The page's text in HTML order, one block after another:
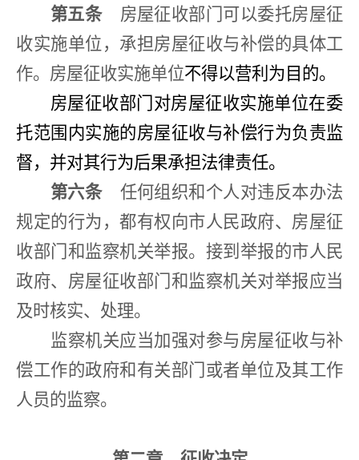
第五条
房屋征收部门可以委托房屋征
收实施单位，承担房屋征收与补偿的具体工
作。房屋征收实施单位不得以营利为目的。
房屋征收部门对房屋征收实施单位在委
托范围内实施的房屋征收与补偿行为负责监
督，并对其行为后果承担法律责任。
第六条
任何组织和个人对违反本办法
规定的行为，都有权向市人民政府、房屋征
收部门和监察机关举报。接到举报的市人民
政府、房屋征收部门和监察机关对举报应当
及时核实、处理。
监察机关应当加强对参与房屋征收与补
偿工作的政府和有关部门或者单位及其工作
人员的监察。